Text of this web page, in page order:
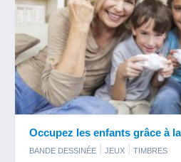
Occupez les enfants grâce à
BANDE DESSINÉE JEUX TIMBRES